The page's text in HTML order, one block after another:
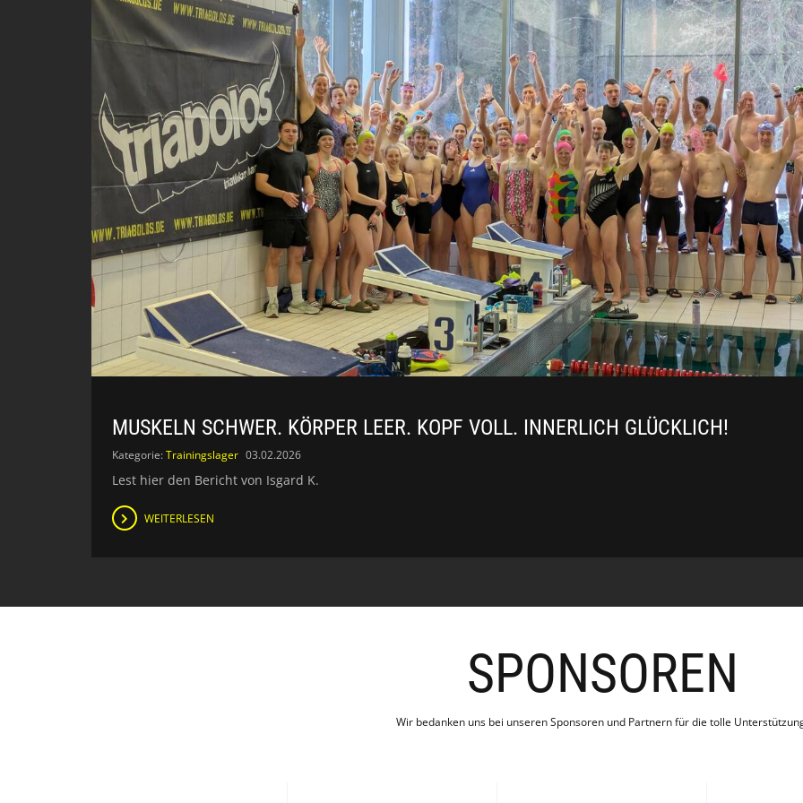
MUSKELN SCHWER. KÖRPER LEER. KOPF VOLL. INNERLICH GLÜCKLICH!
Kategorie:Trainingslager 03.02.2026
Lest hier den Bericht von Isgard K.
WEITERLESEN
SPONSOREN
Wir bedanken uns bei unseren Sponsoren und Partnern für die tolle